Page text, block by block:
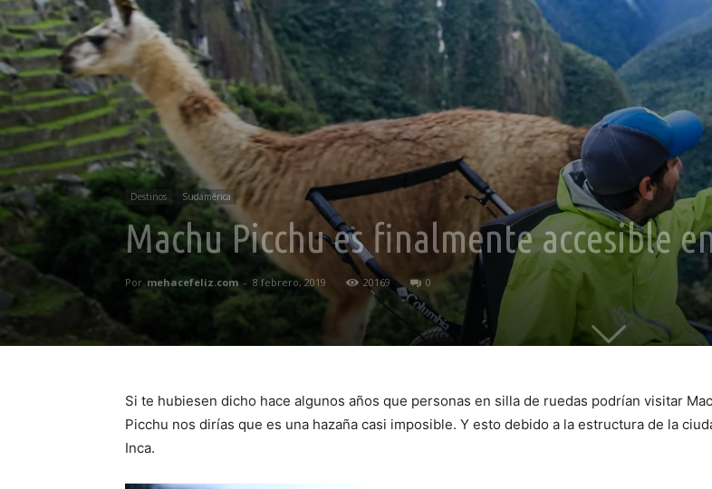
Destinos Sudamérica
Machu Picchu es finalmente accesible
Por mehacefeliz.com - 8 febrero, 2019 20169 0
Si te hubiesen dicho hace algunos años que personas en silla de ruedas podrían visitar
Picchu nos dirías que es una hazaña casi imposible. Y esto debido a la estructura de la
Inca.